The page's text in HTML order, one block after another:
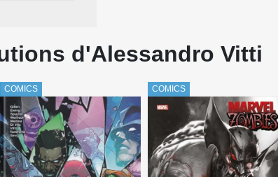
d'Alessandro Vitti
COMICS COMICS